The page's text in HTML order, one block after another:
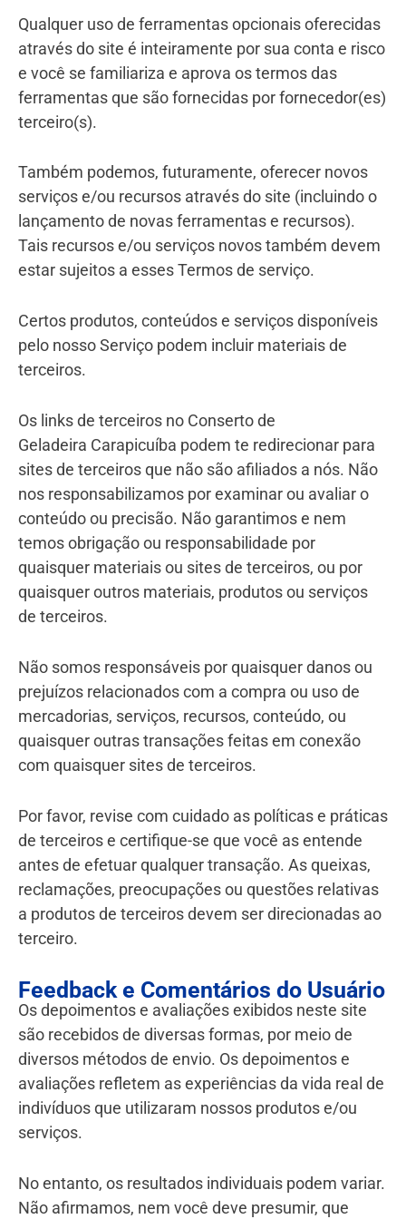
Qualquer uso de ferramentas opcionais oferecidas
através do site é inteiramente por sua conta e risco
e você se familiariza e aprova os termos das
ferramentas que são fornecidas por fornecedor(es)
terceiro(s).
Também podemos, futuramente, oferecer novos
serviços e/ou recursos através do site (incluindo o
lançamento de novas ferramentas e recursos).
Tais recursos e/ou serviços novos também devem
estar sujeitos a esses Termos de serviço.
Certos produtos, conteúdos e serviços disponíveis
pelo nosso Serviço podem incluir materiais de
terceiros.
Os links de terceiros no Conserto de
Geladeira Carapicuíba podem te redirecionar para
sites de terceiros que não são afiliados a nós. Não
nos responsabilizamos por examinar ou avaliar o
conteúdo ou precisão. Não garantimos e nem
temos obrigação ou responsabilidade por
quaisquer materiais ou sites de terceiros, ou por
quaisquer outros materiais, produtos ou serviços
de terceiros.
Não somos responsáveis por quaisquer danos ou
prejuízos relacionados com a compra ou uso de
mercadorias, serviços, recursos, conteúdo, ou
quaisquer outras transações feitas em conexão
com quaisquer sites de terceiros.
Por favor, revise com cuidado as políticas e práticas
de terceiros e certifique-se que você as entende
antes de efetuar qualquer transação. As queixas,
reclamações, preocupações ou questões relativas
a produtos de terceiros devem ser direcionadas ao
terceiro.
Feedback e Comentários do Usuário
Os depoimentos e avaliações exibidos neste site
são recebidos de diversas formas, por meio de
diversos métodos de envio. Os depoimentos e
avaliações refletem as experiências da vida real de
indivíduos que utilizaram nossos produtos e/ou
serviços.
No entanto, os resultados individuais podem variar.
Não afirmamos, nem você deve presumir, que